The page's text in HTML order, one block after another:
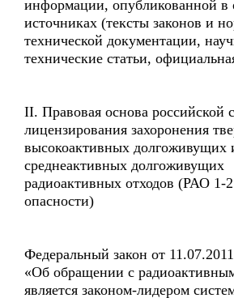
информации, опубликованной в
источниках (тексты законов и
технической документации,
технические статьи,
II. Правовая основа российской
лицензирования захоронения
высокоактивных долгоживущих
среднеактивных долгоживущих
радиоактивных отходов (РАО 1-2
опасности)
Федеральный закон от
«Об обращении с
является законом-лидером